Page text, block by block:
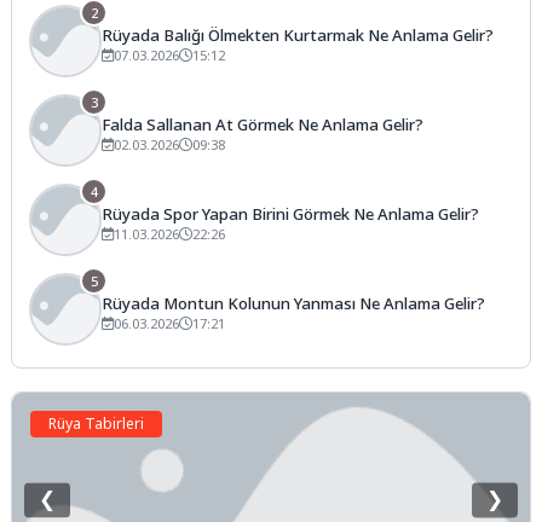
2
Rüyada Balığı Ölmekten Kurtarmak Ne Anlama Gelir?
07.03.2026 15:12
3
Falda Sallanan At Görmek Ne Anlama Gelir?
02.03.2026 09:38
4
Rüyada Spor Yapan Birini Görmek Ne Anlama Gelir?
11.03.2026 22:26
5
Rüyada Montun Kolunun Yanması Ne Anlama Gelir?
06.03.2026 17:21
Rüya Tabirleri
❮ ❯